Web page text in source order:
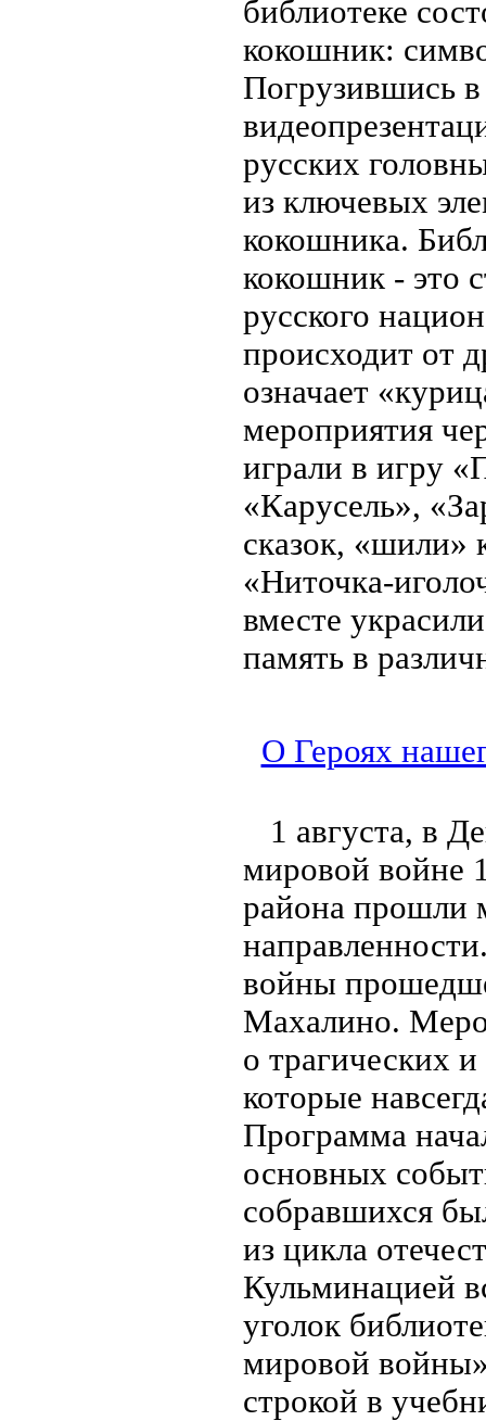
библиотеке
кокошник:
Погрузившись
русских
из ключевых
кокошника.
кокошник - это
русского
происходит от
означает
мероприятия
играли в игру
«Карусель»,
сказок, «шили»
«Ниточка-
вместе
память в
О Героях
1 августа, в
мировой войне
района прошли
войны
Махалино.
о трагических
которые
Программа
основных
собравшихся
из цикла
Кульминацией
уголок
мировой
строкой в